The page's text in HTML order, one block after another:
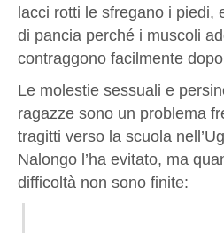
lacci rotti le sfregano i piedi,
di pancia perché i muscoli
contraggono facilmente
Le molestie sessuali e
ragazze sono un problema
tragitti verso la scuola
Nalongo l’ha evitato, ma
difficoltà non sono finite: